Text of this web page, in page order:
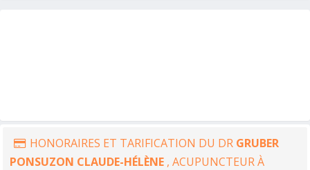
HONORAIRES ET TARIFICATION DU DR GRUBER
PONSUZON CLAUDE-HÉLÈNE , ACUPUNCTEUR À